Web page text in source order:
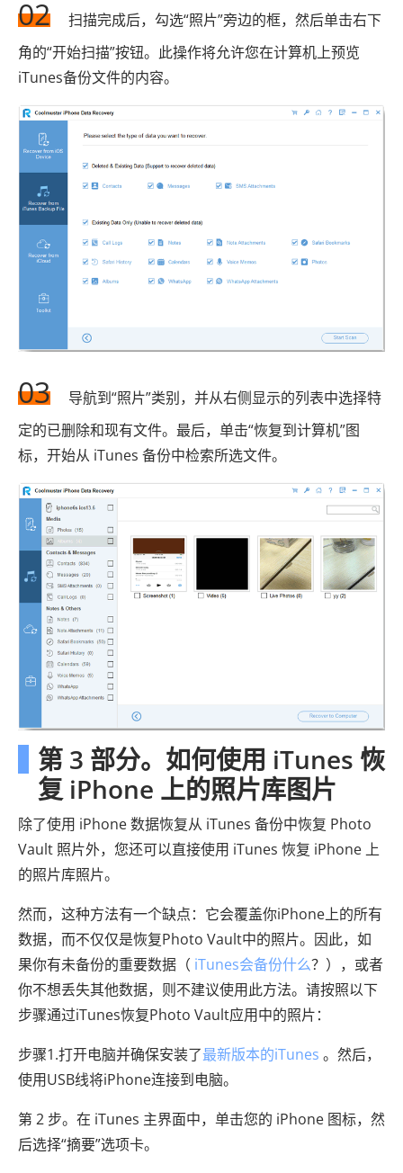
02
扫描完成后，勾选“照片”旁边的框，然后单击右下
角的“开始扫描”按钮。此操作将允许您在计算机上预览
iTunes备份文件的内容。
03
导航到“照片”类别，并从右侧显示的列表中选择特
定的已删除和现有文件。最后，单击“恢复到计算机”图
标，开始从 iTunes 备份中检索所选文件。
第 3 部分。如何使用 iTunes 恢
复 iPhone 上的照片库图片
除了使用 iPhone 数据恢复从 iTunes 备份中恢复 Photo
Vault 照片外，您还可以直接使用 iTunes 恢复 iPhone 上
的照片库照片。
然而，这种方法有一个缺点：它会覆盖你iPhone上的所有
数据，而不仅仅是恢复Photo Vault中的照片。因此，如
果你有未备份的重要数据（ iTunes会备份什么？），或者
你不想丢失其他数据，则不建议使用此方法。请按照以下
步骤通过iTunes恢复Photo Vault应用中的照片：
步骤1.打开电脑并确保安装了最新版本的iTunes 。然后，
使用USB线将iPhone连接到电脑。
第 2 步。在 iTunes 主界面中，单击您的 iPhone 图标，然
后选择“摘要”选项卡。